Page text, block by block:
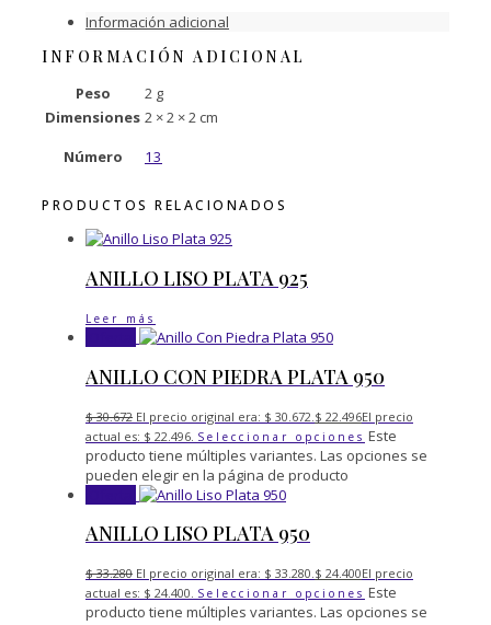
Información adicional
INFORMACIÓN ADICIONAL
Peso
2 g
Dimensiones 2 × 2 × 2 cm
Número
13
PRODUCTOS RELACIONADOS
ANILLO LISO PLATA 925
Leer más
ANILLO CON PIEDRA PLATA 950
$30.672 El precio original era: $ 30.672. $ 22.496El precio
actual es: $ 22.496. Seleccionar opciones Este
producto tiene múltiples variantes. Las opciones se
pueden elegir en la página de producto
ANILLO LISO PLATA 950
$33.280 El precio original era: $ 33.280.$ 24.400El precio
actual es: $ 24.400. Seleccionar opciones Este
producto tiene múltiples variantes. Las opciones se